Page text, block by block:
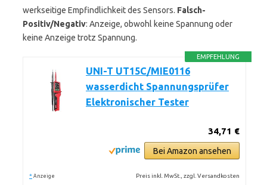
werkseitige Empfindlichkeit des Sensors. Falsch-
Positiv/Negativ: Anzeige, obwohl keine Spannung oder
keine Anzeige trotz Spannung.
EMPFEHLUNG
UNI-T UT15C/MIE0116
wasserdicht Spannungsprüfer
Elektronischer Tester
34,71 €
Bei Amazon ansehen
* Anzeige Preis inkl. MwSt., zzgl. Versandkosten